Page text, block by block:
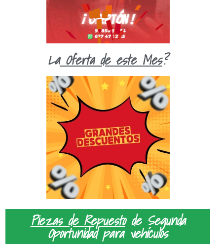
LaOferta de este Mes?
Piezas de Repuestode Segunda
Oportunidad para vehículos